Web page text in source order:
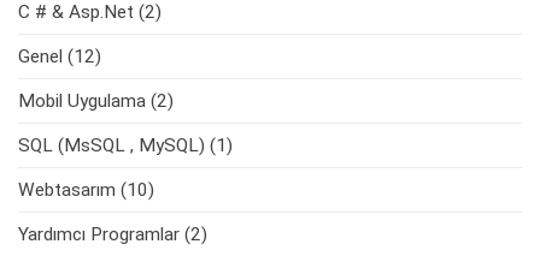
C # & Asp.Net (2)
Genel (12)
Mobil Uygulama (2)
SQL (MsSQL , MySQL) (1)
Webtasarım (10)
Yardımcı Programlar (2)